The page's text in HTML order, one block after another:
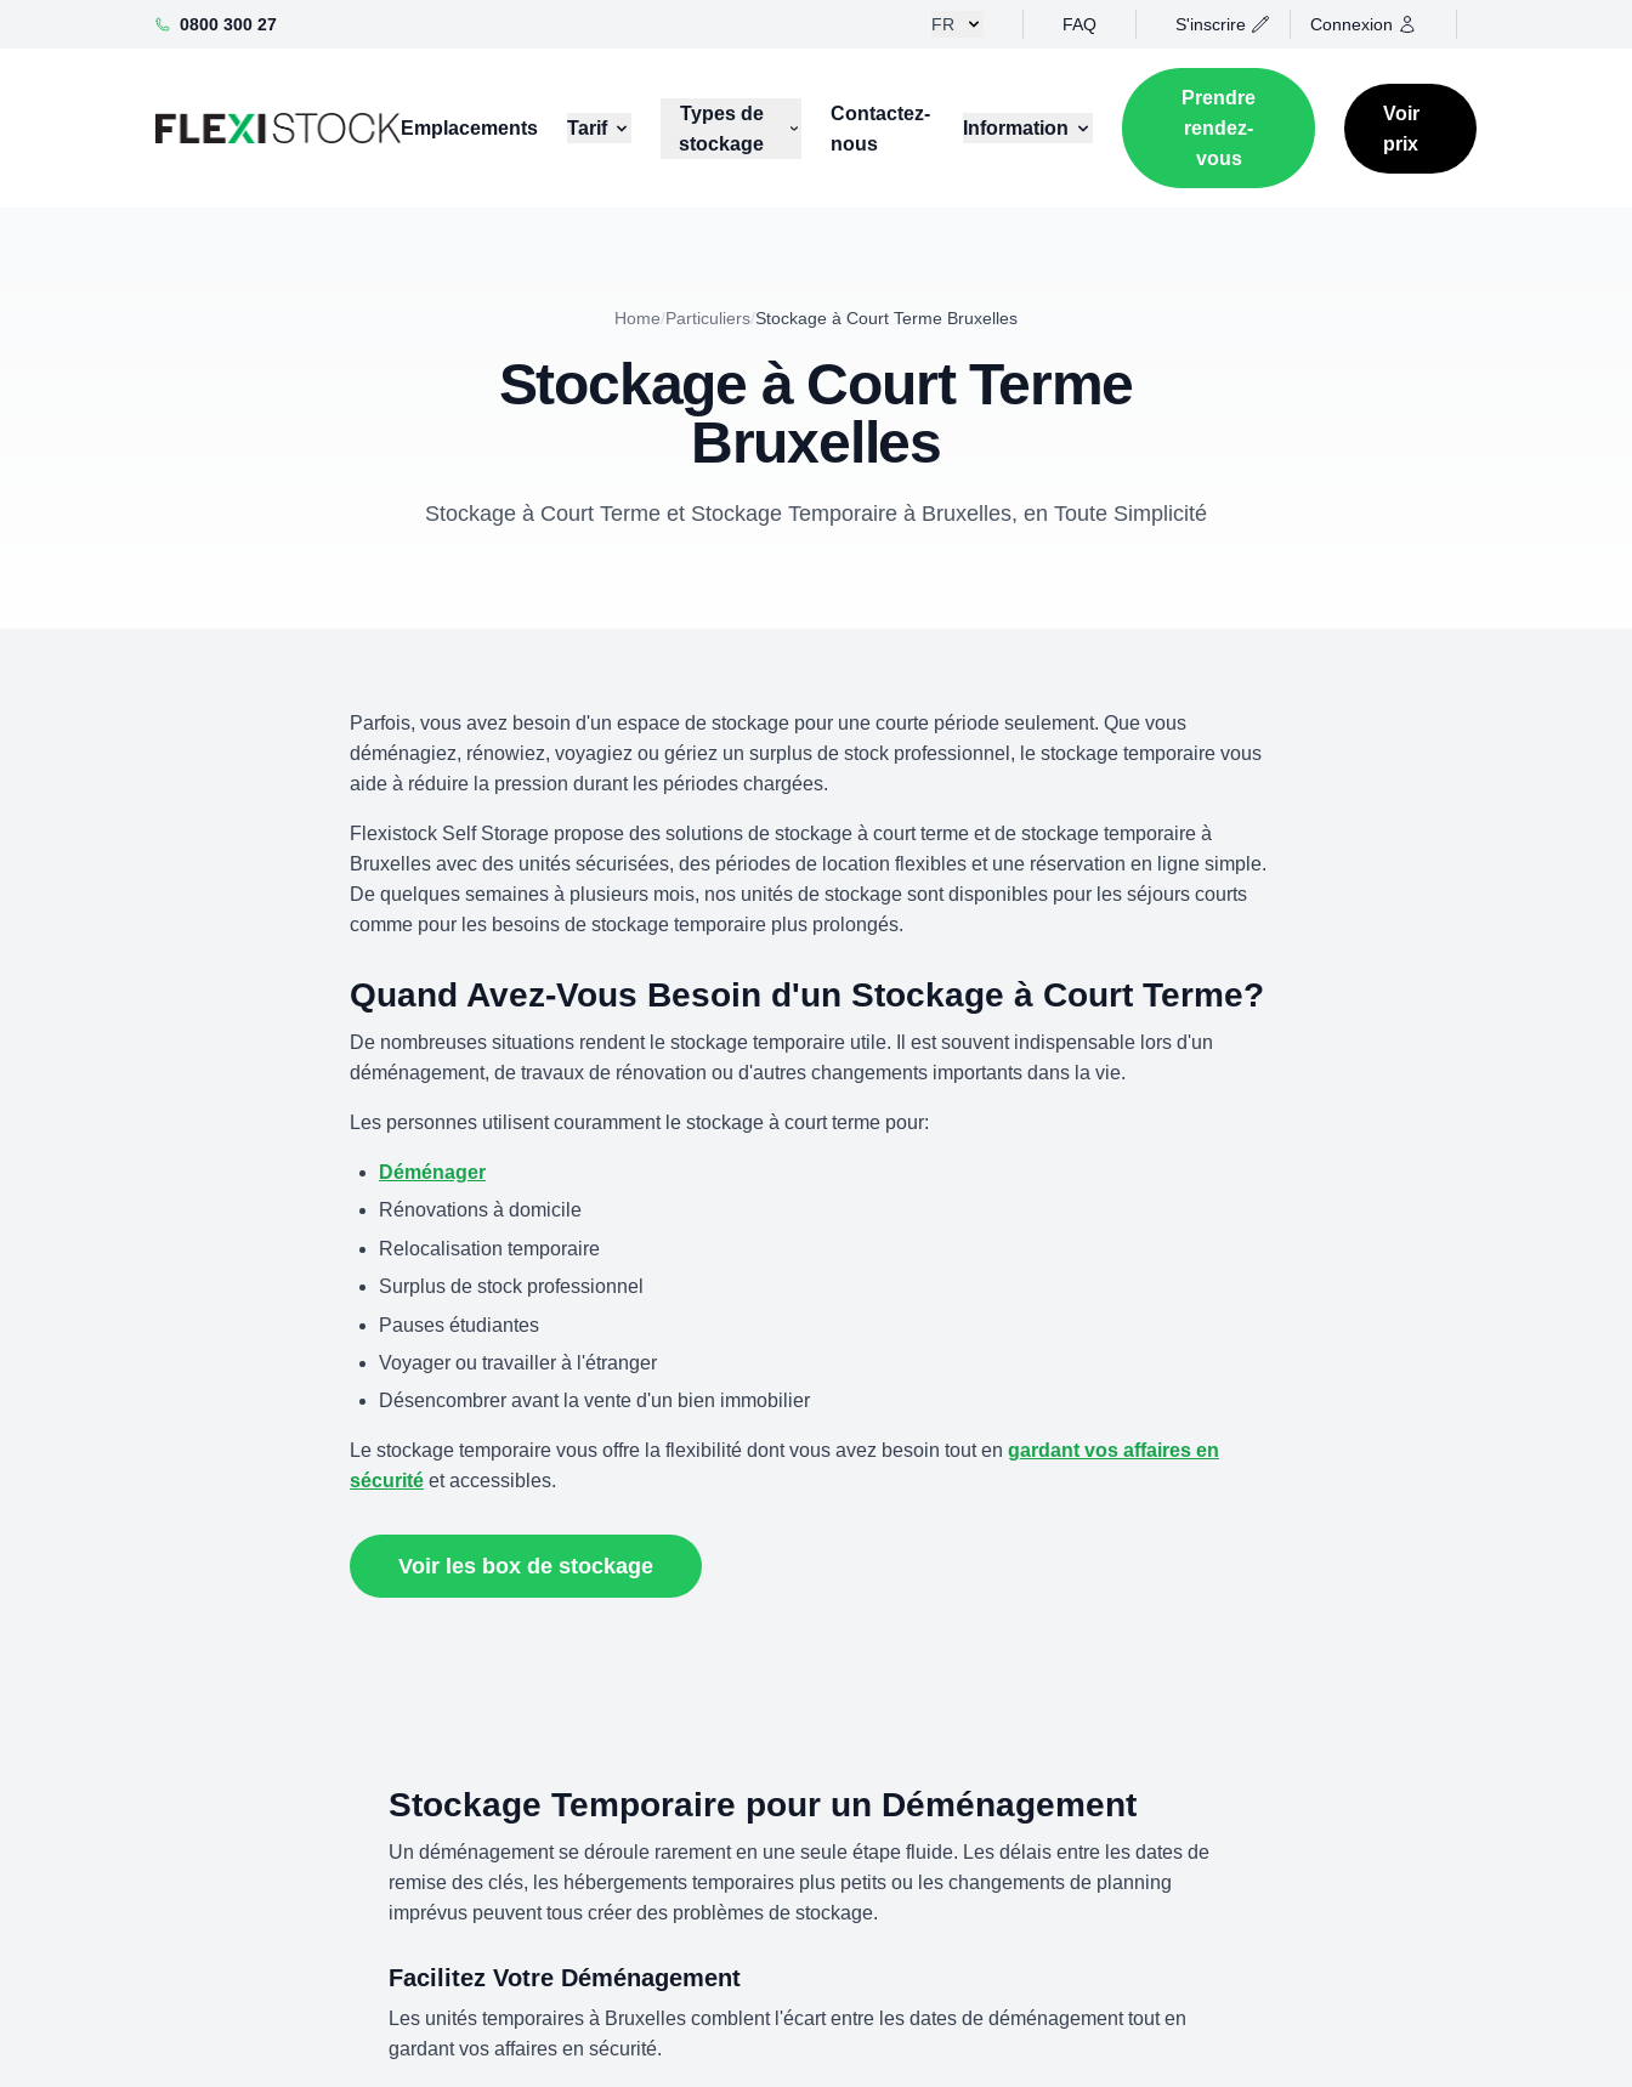
0800 300 27 FR FAQ S'inscrire Connexion
Emplacements Tarif
Types de
stockage
Contactez-
nous
Information
Prendre
rendez-
vous
Voir
prix
Home/Particuliers/Stockage à Court Terme Bruxelles
Stockage à Court Terme
Bruxelles
Stockage à Court Terme et Stockage Temporaire à Bruxelles, en Toute Simplicité
Parfois, vous avez besoin d'un espace de stockage pour une courte période seulement. Que vous
déménagiez, rénowiez, voyagiez ou gériez un surplus de stock professionnel, le stockage temporaire vous
aide à réduire la pression durant les périodes chargées.
Flexistock Self Storage propose des solutions de stockage à court terme et de stockage temporaire à
Bruxelles avec des unités sécurisées, des périodes de location flexibles et une réservation en ligne simple.
De quelques semaines à plusieurs mois, nos unités de stockage sont disponibles pour les séjours courts
comme pour les besoins de stockage temporaire plus prolongés.
Quand Avez-Vous Besoin d'un Stockage à Court Terme?
De nombreuses situations rendent le stockage temporaire utile. Il est souvent indispensable lors d'un
déménagement, de travaux de rénovation ou d'autres changements importants dans la vie.
Les personnes utilisent couramment le stockage à court terme pour:
Déménager
Rénovations à domicile
Relocalisation temporaire
Surplus de stock professionnel
Pauses étudiantes
Voyager ou travailler à l'étranger
Désencombrer avant la vente d'un bien immobilier
Le stockage temporaire vous offre la flexibilité dont vous avez besoin tout en gardant vos affaires en
sécurité et accessibles.
Voir les box de stockage
Stockage Temporaire pour un Déménagement
Un déménagement se déroule rarement en une seule étape fluide. Les délais entre les dates de
remise des clés, les hébergements temporaires plus petits ou les changements de planning
imprévus peuvent tous créer des problèmes de stockage.
Facilitez Votre Déménagement
Les unités temporaires à Bruxelles comblent l'écart entre les dates de déménagement tout en
gardant vos affaires en sécurité.